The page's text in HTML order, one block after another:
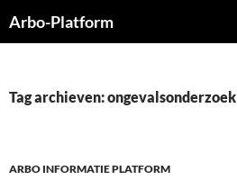
naar
Arbo-Platform
Tag archieven: ongevalsonderzoek
ARBO INFORMATIE PLATFORM